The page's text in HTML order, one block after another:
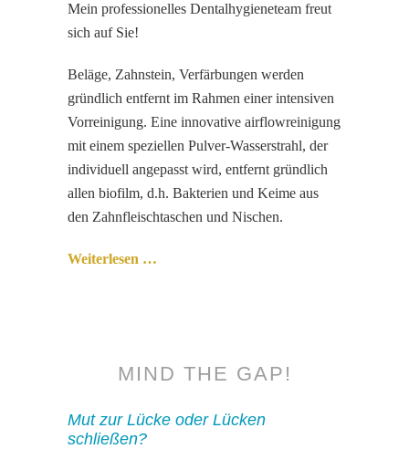
Mein professionelles Dentalhygieneteam freut
sich auf Sie!
Beläge, Zahnstein, Verfärbungen werden
gründlich entfernt im Rahmen einer intensiven
Vorreinigung. Eine innovative airflowreinigung
mit einem speziellen Pulver-Wasserstrahl, der
individuell angepasst wird, entfernt gründlich
allen biofilm, d.h. Bakterien und Keime aus
den Zahnfleischtaschen und Nischen.
Weiterlesen …
MIND THE GAP!
Mut zur Lücke oder Lücken
schließen?